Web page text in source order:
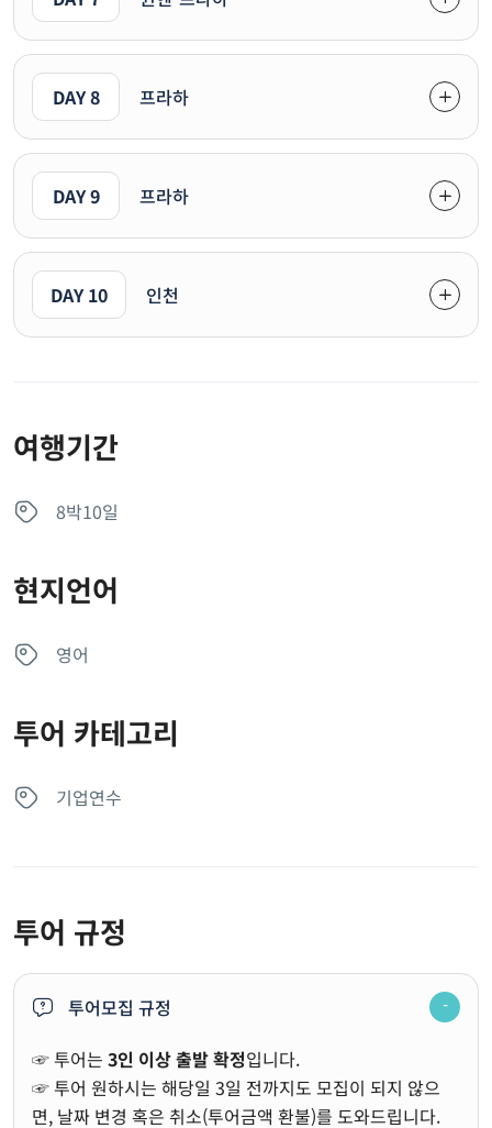
DAY 8 프라하
DAY 9 프라하
DAY 10 인천
여행기간
8박10일
현지언어
영어
투어 카테고리
기업연수
투어 규정
투어모집 규정
☞ 투어는 3인 이상 출발 확정입니다.
☞ 투어 원하시는 해당일 3일 전까지도 모집이 되지 않으
면, 날짜 변경 혹은 취소(투어금액 환불)를 도와드립니다.